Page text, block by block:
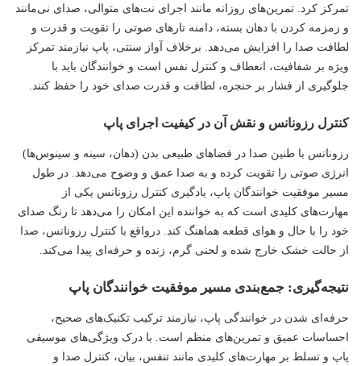
تمرکز کرد. تمرین‌های روزانه مانند اجرای نت‌های متوالی، صدای نی‌مانند
و زمزمه کردن با دهان بسته، دامنه تارهای صوتی را تقویت و قدرت و
لطافت صدا را افزایش می‌دهد. برخلاف آواز سنتی، پاپ نیازمند تمرکز
ویژه بر شفافیت، انعطاف و کنترل نفس است و خوانندگان باید با
جلوگیری از فشار بر حنجره، لطافت و قدرت صدای خود را حفظ کنند.
کنترل رزونانس و نقش آن در کیفیت اجرای پاپ
رزونانس با طنین صدا در فضاهای طبیعی بدن (دهان، سینه و سینوس‌ها)
انرژی صوتی را تقویت کرده و به صدا عمق و وضوح می‌دهد. در طول
مسیر موفقیت خوانندگان پاپ، یادگیری کنترل رزونانس یکی از
مهارت‌های کلیدی است که به خواننده این امکان را می‌دهد تا رنگ صدای
خود را با حال و هوای قطعه هماهنگ کند. درواقع با کنترل رزونانس، صدا
از حالت خشک خارج شده و لحنی گرم، زنده و حرفه‌ای پیدا می‌کند.
نتیجه‌گیری: جمع‌بندی مسیر موفقیت خوانندگان پاپ
حرفه‌ای شدن در خوانندگی پاپ، نیازمند ترکیب تکنیک‌های صحیح،
احساسات عمیق و تمرین‌های منظم است. با درک ویژگی‌های موسیقی
پاپ و تسلط بر مهارت‌های کلیدی مانند تنفس، بیان، کنترل صدا و